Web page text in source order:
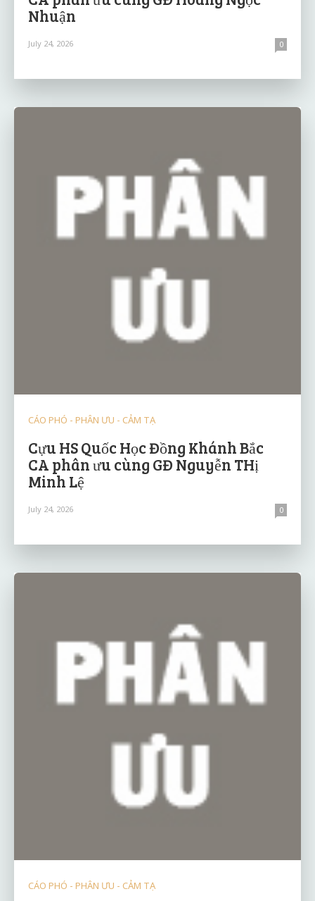
Nhuận
July 24, 2026 0
CÁO PHÓ - PHÂN ƯU - CẢM TẠ
Cựu HS Quốc Học Đồng Khánh Bắc
CA phân ưu cùng GĐ Nguyễn THị
Minh Lệ
July 24, 2026 0
CÁO PHÓ - PHÂN ƯU - CẢM TẠ